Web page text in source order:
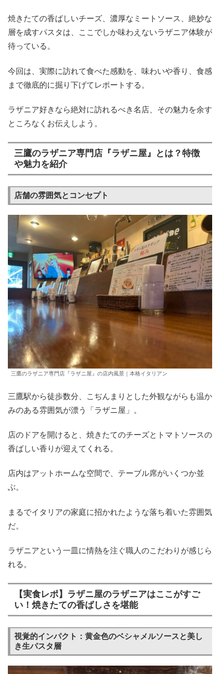
焼きたての香ばしいチーズ、濃厚なミートソース、絶妙な
層を成すパスタは、ここでしか味わえないラザニア体験が
待っている。
今回は、実際に訪れて食べた感動を、味わいや香り、食感
まで徹底的に掘り下げてレポートする。
ラザニア好きなら絶対に訪れるべき名店、その魅力を余す
ところなくお伝えしよう。
三鷹のラザニア専門店『ラザニ屋』とは？特徴
や魅力を紹介
店舗の雰囲気とコンセプト
三鷹のラザニア専門店『ラザニ屋』の店内風景｜本格イタリアン
三鷹駅から徒歩数分、こぢんまりとした外観ながらも温か
みのある雰囲気が漂う「ラザニ屋」。
店のドアを開けると、焼きたてのチーズとトマトソースの
香ばしい香りが迎えてくれる。
店内はアットホームな空間で、テーブル席がいくつか並
ぶ。
まるでイタリアの家庭に招かれたような落ち着いた雰囲気
だ。
ラザニアという一皿に情熱を注ぐ職人のこだわりが感じら
れる。
【実食レポ】ラザニ屋のラザニアはここがすご
い！焼きたての香ばしさを堪能
視覚的インパクト：黄金色のベシャメルソースと美し
き生パスタ層